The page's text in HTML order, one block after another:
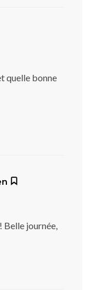
quelle bonne
Belle journée,